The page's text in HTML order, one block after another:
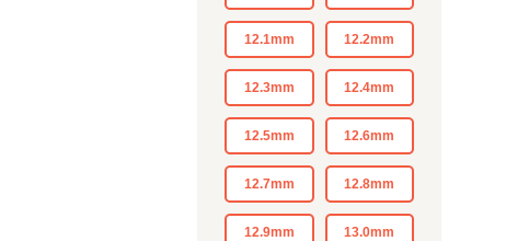
12.1mm 12.2mm
12.3mm 12.4mm
12.5mm 12.6mm
12.7mm 12.8mm
12.9mm 13.0mm